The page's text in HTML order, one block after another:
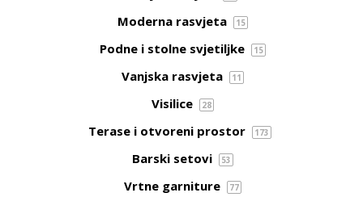
Moderna rasvjeta 15
Podne i stolne svjetiljke 15
Vanjska rasvjeta 11
Visilice 28
Terase i otvoreni prostor 173
Barski setovi 53
Vrtne garniture 77